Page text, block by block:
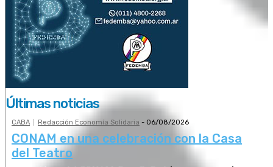
Últimas noticias
CABA Redacción Economía Solidaria - 06/08/2026
CONAM en una celebración con la Casa
del Teatro